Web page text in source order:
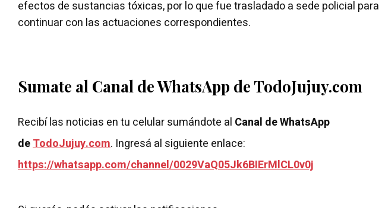
efectos de sustancias tóxicas, por lo que fue trasladado a sede policial para
continuar con las actuaciones correspondientes.
Sumate al Canal de WhatsApp de TodoJujuy.com
Recibí las noticias en tu celular sumándote al Canal de WhatsApp
deTodoJujuy.com. Ingresá al siguiente enlace:
https://whatsapp.com/channel/0029VaQ05Jk6BIErMlCL0v0j